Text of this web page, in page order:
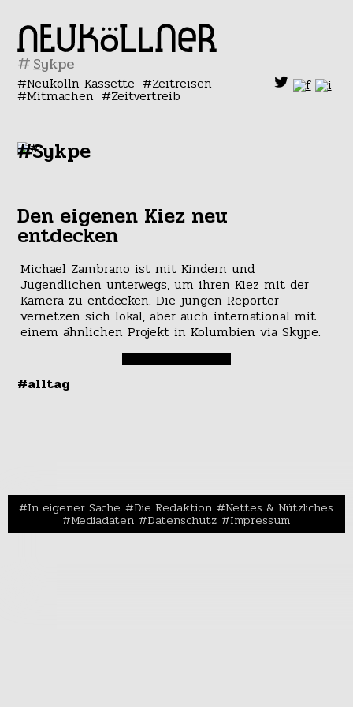
#
Neukölln Kassette Zeitreisen
Mitmachen Zeitvertreib
#Sykpe
Den eigenen Kiez neu
entdecken
Michael Zambrano ist mit Kindern und
Jugendlichen unterwegs, um ihren Kiez mit der
Kamera zu entdecken. Die jungen Reporter
vernetzen sich lokal, aber auch international mit
einem ähnlichen Projekt in Kolumbien via Skype.
#alltag
In eigener Sache Die Redaktion Nettes & Nützliches
Mediadaten Datenschutz Impressum